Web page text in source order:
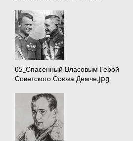
05_Спасенный Власовым Герой
Советского Союза Демче.jpg